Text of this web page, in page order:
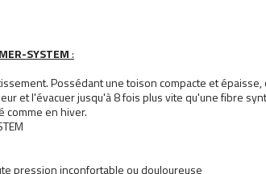
SYSTEM:
Possédant une toison compacte et
et l'évacuer jusqu'à 8 fois plus vite qu'une fibre
comme en hiver.
pression inconfortable ou douloureuse